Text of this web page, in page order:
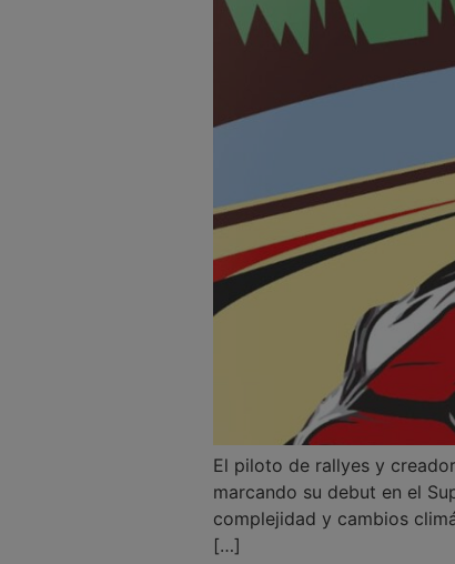
El piloto de rallyes y
marcando su debut en el
complejidad y cambios
[…]